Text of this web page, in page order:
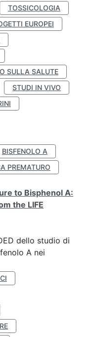
TOSSICOLOGIA
EUROPEI
SULLA SALUTE
STUDI IN VIVO
BISFENOLO A
PREMATURO
to Bisphenol A:
the LIFE
dello studio di
A nei